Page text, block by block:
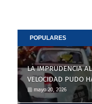
POPULARES
LA IMPRUDENCIA
VELOCIDAD PUDO
TRÁGICO
mayo 20, 2026